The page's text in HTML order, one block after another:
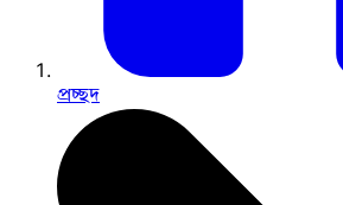
প্রচ্ছদ